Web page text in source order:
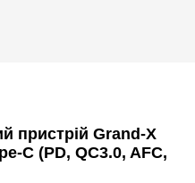
пристрій Grand-X
C (PD, QC3.0, AFC,